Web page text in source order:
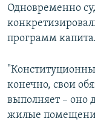
Одновременно
программ
конечно, свои
выполняет – оно
жилые